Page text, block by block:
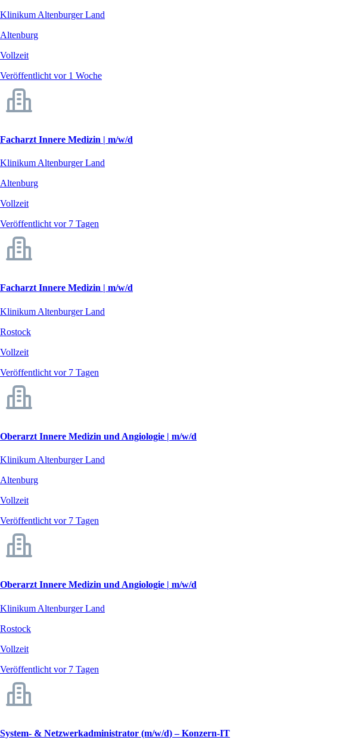
Klinikum Altenburger Land
Altenburg
Vollzeit
Veröffentlicht vor 1 Woche
Facharzt Innere Medizin | m/w/d
Klinikum Altenburger Land
Altenburg
Vollzeit
Veröffentlicht vor 7 Tagen
Facharzt Innere Medizin | m/w/d
Klinikum Altenburger Land
Rostock
Vollzeit
Veröffentlicht vor 7 Tagen
Oberarzt Innere Medizin und Angiologie | m/w/d
Klinikum Altenburger Land
Altenburg
Vollzeit
Veröffentlicht vor 7 Tagen
Oberarzt Innere Medizin und Angiologie | m/w/d
Klinikum Altenburger Land
Rostock
Vollzeit
Veröffentlicht vor 7 Tagen
System- & Netzwerkadministrator (m/w/d) – Konzern-IT